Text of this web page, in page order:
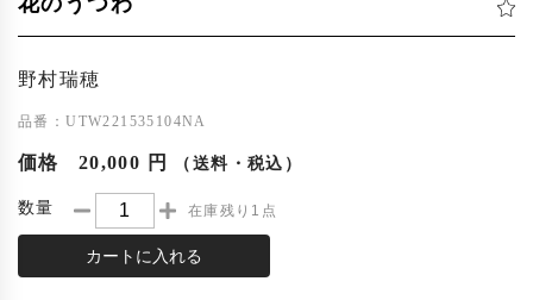
野村瑞穂
品番：UTW221535104NA
価格 20,000 円 （送料・税込）
数量 在庫残り1点
カートに入れる